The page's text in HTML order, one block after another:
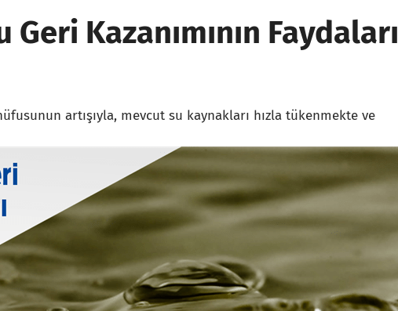
Kazanımının Faydaları
artışıyla, mevcut su kaynakları hızla tükenmekte ve